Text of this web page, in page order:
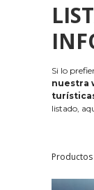
Si lo
nuestra
listado,
Productos